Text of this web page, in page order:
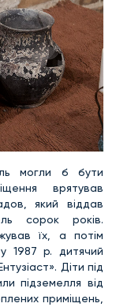
могли б бути
врятував
який віддав
сорок років.
їх, а потім
1987 р. дитячий
Діти під
підземелля від
приміщень,